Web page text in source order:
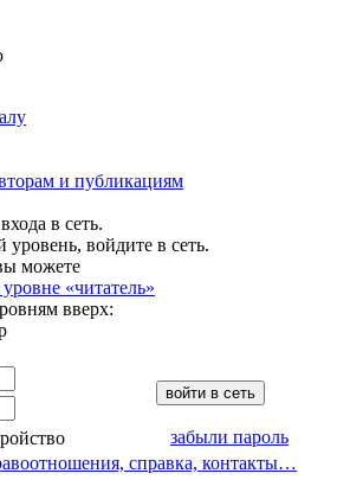
и публикациям
в сеть.
уровень, войдите в сеть.
можете
«читатель»
вверх:
забыли пароль
справка, контакты…